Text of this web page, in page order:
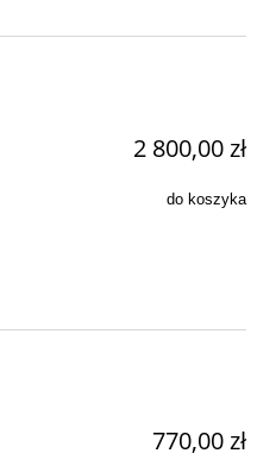
2 800,00 zł
do koszyka
770,00 zł